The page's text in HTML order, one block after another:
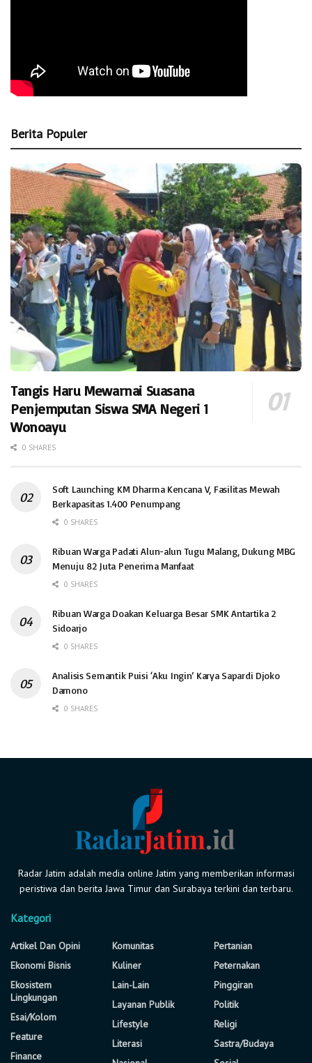
Berita Populer
Tangis Haru Mewarnai Suasana
Penjemputan Siswa SMA Negeri 1
Wonoayu
0 SHARES
Soft Launching KM Dharma Kencana V, Fasilitas Mewah
Berkapasitas 1.400 Penumpang
0 SHARES
Ribuan Warga Padati Alun-alun Tugu Malang, Dukung MBG
Menuju 82 Juta Penerima Manfaat
0 SHARES
Ribuan Warga Doakan Keluarga Besar SMK Antartika 2
Sidoarjo
0 SHARES
Analisis Semantik Puisi ‘Aku Ingin’ Karya Sapardi Djoko
Damono
0 SHARES
Radar Jatim adalah media online Jatim yang memberikan informasi
peristiwa dan berita Jawa Timur dan Surabaya terkini dan terbaru.
Kategori
Artikel Dan Opini
Ekonomi Bisnis
Ekosistem
Lingkungan
Esai/Kolom
Feature
Finance
Komunitas
Kuliner
Lain-Lain
Layanan Publik
Lifestyle
Literasi
Pertanian
Peternakan
Pinggiran
Politik
Religi
Sastra/Budaya